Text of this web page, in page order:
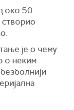
око 50
створио
је о чему
о неким